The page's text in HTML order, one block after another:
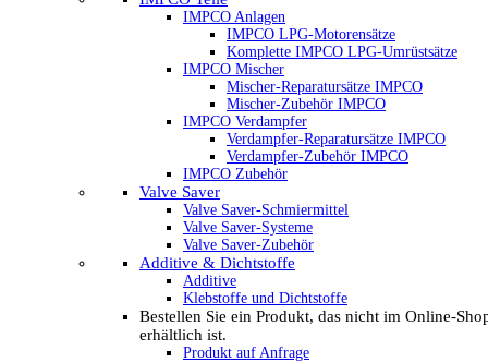
IMPCO Anlagen
IMPCO LPG-Motorensätze
Komplette IMPCO LPG-Umrüstsätze
IMPCO Mischer
Mischer-Reparatursätze IMPCO
Mischer-Zubehör IMPCO
IMPCO Verdampfer
Verdampfer-Reparatursätze IMPCO
Verdampfer-Zubehör IMPCO
IMPCO Zubehör
Valve Saver
Valve Saver-Schmiermittel
Valve Saver-Systeme
Valve Saver-Zubehör
Additive & Dichtstoffe
Additive
Klebstoffe und Dichtstoffe
Bestellen Sie ein Produkt, das nicht im Online-
erhältlich ist.
Produkt auf Anfrage